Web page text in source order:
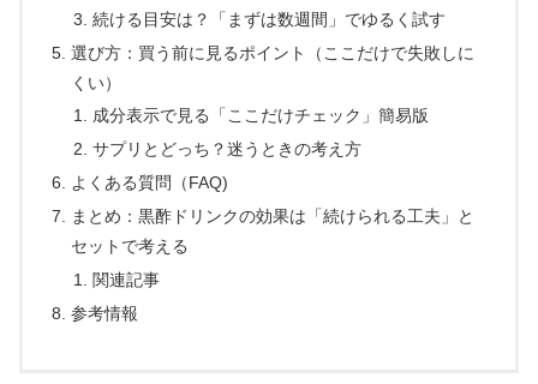
続ける目安は？「まずは数週間」でゆるく試す
選び方：買う前に見るポイント（ここだけで失敗しに
くい）
成分表示で見る「ここだけチェック」簡易版
サプリとどっち？迷うときの考え方
よくある質問（FAQ)
まとめ：黒酢ドリンクの効果は「続けられる工夫」と
セットで考える
関連記事
参考情報